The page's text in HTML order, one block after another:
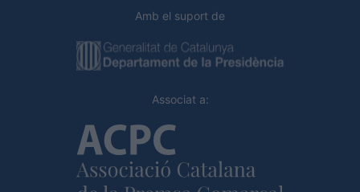
Amb el suport de
Associat a: